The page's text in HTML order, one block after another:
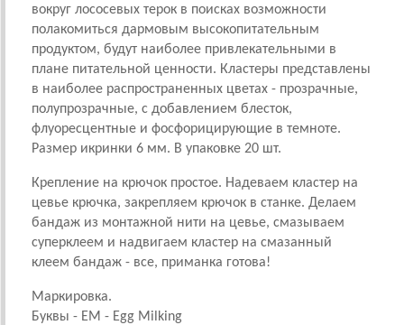
вокруг лососевых терок в поисках возможности
полакомиться дармовым высокопитательным
продуктом, будут наиболее привлекательными в
плане питательной ценности. Кластеры представлены
в наиболее распространенных цветах - прозрачные,
полупрозрачные, с добавлением блесток,
флуоресцентные и фосфорицирующие в темноте.
Размер икринки 6 мм. В упаковке 20 шт.
Крепление на крючок простое. Надеваем кластер на
цевье крючка, закрепляем крючок в станке. Делаем
бандаж из монтажной нити на цевье, смазываем
суперклеем и надвигаем кластер на смазанный
клеем бандаж - все, приманка готова!
Маркировка.
Буквы - EM - Egg Milking